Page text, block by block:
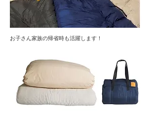
​お子さん家族の帰省時も活躍します！